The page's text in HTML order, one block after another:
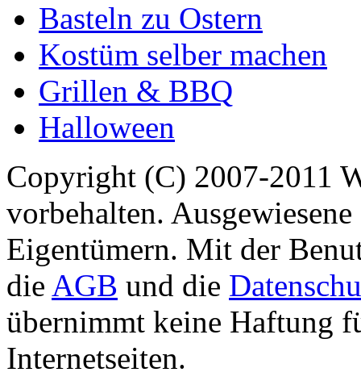
Basteln zu Ostern
Kostüm selber machen
Grillen & BBQ
Halloween
Copyright (C) 2007-2011
vorbehalten.
Eigentümern. Mit der
die AGB und die
übernimmt keine Haftung
Internetseiten.